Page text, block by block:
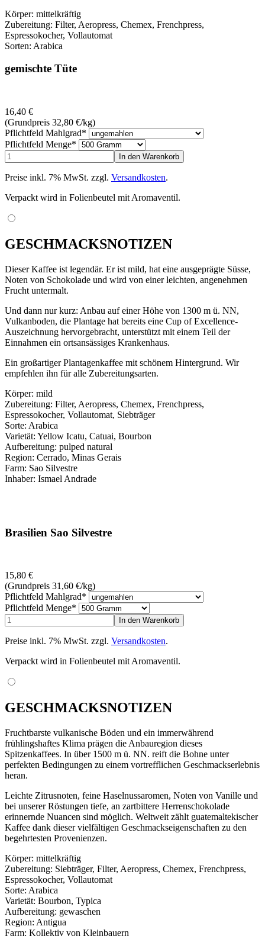
Körper: mittelkräftig
Zubereitung: Filter, Aeropress, Chemex, Frenchpress,
Espressokocher, Vollautomat
Sorten: Arabica
gemischte Tüte
16,40 €
(Grundpreis 32,80 €/kg)
Pflichtfeld Mahlgrad*
Pflichtfeld Menge*
Preise inkl. 7% MwSt. zzgl. Versandkosten.
Verpackt wird in Folienbeutel mit Aromaventil.
GESCHMACKSNOTIZEN
Dieser Kaffee ist legendär. Er ist mild, hat eine ausgeprägte Süsse,
Noten von Schokolade und wird von einer leichten, angenehmen
Frucht untermalt.
Und dann nur kurz: Anbau auf einer Höhe von 1300 m ü. NN,
Vulkanboden, die Plantage hat bereits eine Cup of Excellence-
Auszeichnung hervorgebracht, unterstützt mit einem Teil der
Einnahmen ein ortsansässiges Krankenhaus.
Ein großartiger Plantagenkaffee mit schönem Hintergrund. Wir
empfehlen ihn für alle Zubereitungsarten.
Körper: mild
Zubereitung: Filter, Aeropress, Chemex, Frenchpress,
Espressokocher, Vollautomat, Siebträger
Sorte: Arabica
Varietät: Yellow Icatu, Catuai, Bourbon
Aufbereitung: pulped natural
Region: Cerrado, Minas Gerais
Farm: Sao Silvestre
Inhaber: Ismael Andrade
Brasilien Sao Silvestre
15,80 €
(Grundpreis 31,60 €/kg)
Pflichtfeld Mahlgrad*
Pflichtfeld Menge*
Preise inkl. 7% MwSt. zzgl. Versandkosten.
Verpackt wird in Folienbeutel mit Aromaventil.
GESCHMACKSNOTIZEN
Fruchtbarste vulkanische Böden und ein immerwährend
frühlingshaftes Klima prägen die Anbauregion dieses
Spitzenkaffees. In über 1500 m ü. NN. reift die Bohne unter
perfekten Bedingungen zu einem vortrefflichen Geschmackserlebnis
heran.
Leichte Zitrusnoten, feine Haselnussaromen, Noten von Vanille und
bei unserer Röstungen tiefe, an zartbittere Herrenschokolade
erinnernde Nuancen sind möglich. Weltweit zählt guatemaltekischer
Kaffee dank dieser vielfältigen Geschmackseigenschaften zu den
begehrtesten Provenienzen.
Körper: mittelkräftig
Zubereitung: Siebträger, Filter, Aeropress, Chemex, Frenchpress,
Espressokocher, Vollautomat
Sorte: Arabica
Varietät: Bourbon, Typica
Aufbereitung: gewaschen
Region: Antigua
Farm: Kollektiv von Kleinbauern